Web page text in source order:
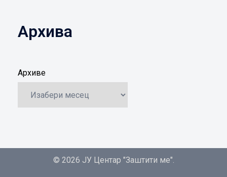
Архива
Архиве
© 2026 ЈУ Центар "Заштити ме".